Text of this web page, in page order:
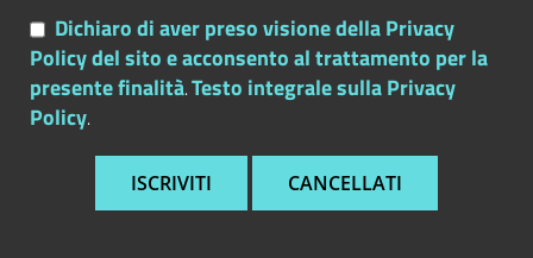
Dichiaro di aver preso visione della Privacy
Policy del sito e acconsento al trattamento per la
presente finalità.Testo integrale sulla Privacy
Policy.